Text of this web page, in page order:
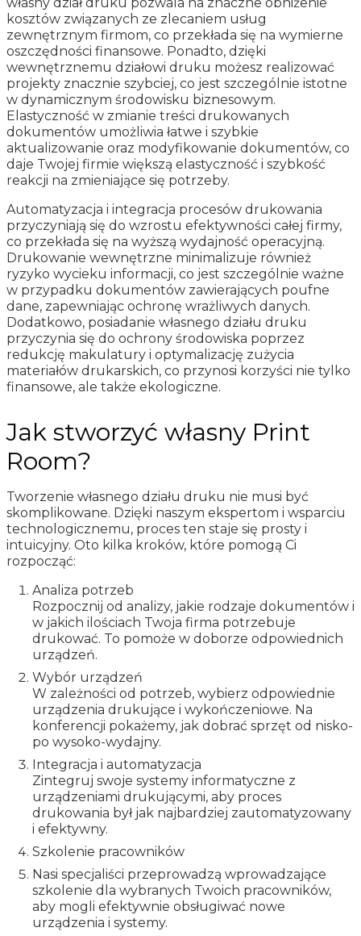
kosztów związanych ze zlecaniem usług
zewnętrznym firmom, co przekłada się na wymierne
oszczędności finansowe. Ponadto, dzięki
wewnętrznemu działowi druku możesz realizować
projekty znacznie szybciej, co jest szczególnie istotne
w dynamicznym środowisku biznesowym.
Elastyczność w zmianie treści drukowanych
dokumentów umożliwia łatwe i szybkie
aktualizowanie oraz modyfikowanie dokumentów, co
daje Twojej firmie większą elastyczność i szybkość
reakcji na zmieniające się potrzeby.
Automatyzacja i integracja procesów drukowania
przyczyniają się do wzrostu efektywności całej firmy,
co przekłada się na wyższą wydajność operacyjną.
Drukowanie wewnętrzne minimalizuje również
ryzyko wycieku informacji, co jest szczególnie ważne
w przypadku dokumentów zawierających poufne
dane, zapewniając ochronę wrażliwych danych.
Dodatkowo, posiadanie własnego działu druku
przyczynia się do ochrony środowiska poprzez
redukcję makulatury i optymalizację zużycia
materiałów drukarskich, co przynosi korzyści nie tylko
finansowe, ale także ekologiczne.
Jak stworzyć własny Print
Room?
Tworzenie własnego działu druku nie musi być
skomplikowane. Dzięki naszym ekspertom i wsparciu
technologicznemu, proces ten staje się prosty i
intuicyjny. Oto kilka kroków, które pomogą Ci
rozpocząć:
Analiza potrzeb
Rozpocznij od analizy, jakie rodzaje dokumentów i
w jakich ilościach Twoja firma potrzebuje
drukować. To pomoże w doborze odpowiednich
urządzeń.
Wybór urządzeń
W zależności od potrzeb, wybierz odpowiednie
urządzenia drukujące i wykończeniowe. Na
konferencji pokażemy, jak dobrać sprzęt od nisko-
po wysoko-wydajny.
Integracja i automatyzacja
Zintegruj swoje systemy informatyczne z
urządzeniami drukującymi, aby proces
drukowania był jak najbardziej zautomatyzowany
i efektywny.
Szkolenie pracowników
Nasi specjaliści przeprowadzą wprowadzające
szkolenie dla wybranych Twoich pracowników,
aby mogli efektywnie obsługiwać nowe
urządzenia i systemy.